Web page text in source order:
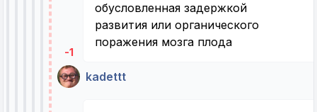
-1
обусловленная задержкой
развития или органического
поражения мозга плода
kadettt